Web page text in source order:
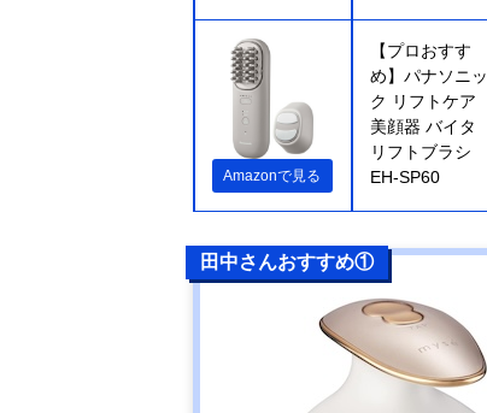
Amazonで見る
【プロおすす
め】パナソニッ
ク リフトケア
美顔器 バイタ
リフトブラシ
EH-SP60
田中さんおすすめ①